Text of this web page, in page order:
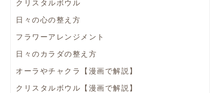
クリスタルボウル
日々の心の整え方
フラワーアレンジメント
日々のカラダの整え方
オーラやチャクラ【漫画で解説】
クリスタルボウル【漫画で解説】